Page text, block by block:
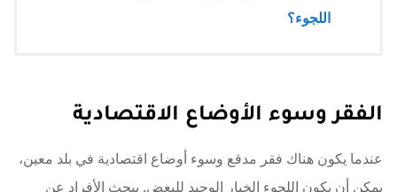
اللجوء؟
الفقر وسوء الأوضاع الاقتصادية
عندما يكون هناك فقر مدقع وسوء أوضاع اقتصادية في بلد معين،
يمكن أن يكون اللجوء الخيار الوحيد للبعض. يبحث الأفراد عن